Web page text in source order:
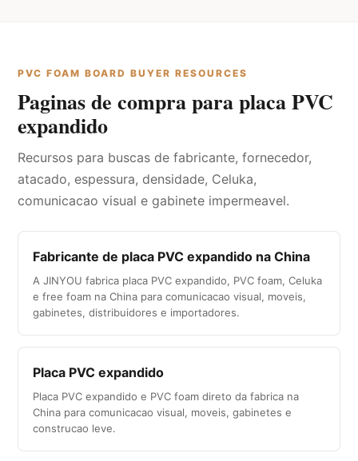
PVC FOAM BOARD BUYER RESOURCES
Paginas de compra para placa PVC
expandido
Recursos para buscas de fabricante, fornecedor,
atacado, espessura, densidade, Celuka,
comunicacao visual e gabinete impermeavel.
Fabricante de placa PVC expandido na China
A JINYOU fabrica placa PVC expandido, PVC foam, Celuka
e free foam na China para comunicacao visual, moveis,
gabinetes, distribuidores e importadores.
Placa PVC expandido
Placa PVC expandido e PVC foam direto da fabrica na
China para comunicacao visual, moveis, gabinetes e
construcao leve.